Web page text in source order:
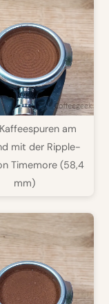
am
mit der Ripple-
Timemore (58,4
mm)